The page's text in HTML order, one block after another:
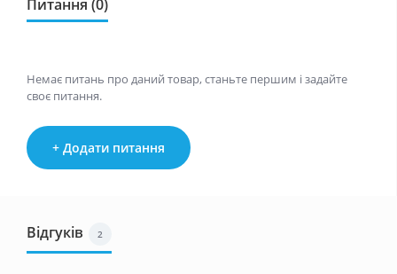
Питання (0)
Немає питань про даний товар, станьте першим і задайте
своє питання.
+ Додати питання
Відгуків 2